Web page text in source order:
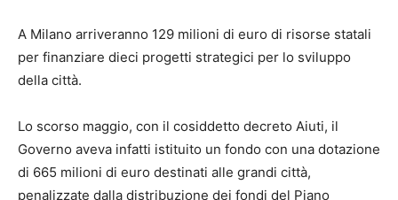
A Milano arriveranno 129 milioni di euro di risorse statali
per finanziare dieci progetti strategici per lo sviluppo
della città.
Lo scorso maggio, con il cosiddetto decreto Aiuti, il
Governo aveva infatti istituito un fondo con una dotazione
di 665 milioni di euro destinati alle grandi città,
penalizzate dalla distribuzione dei fondi del Piano